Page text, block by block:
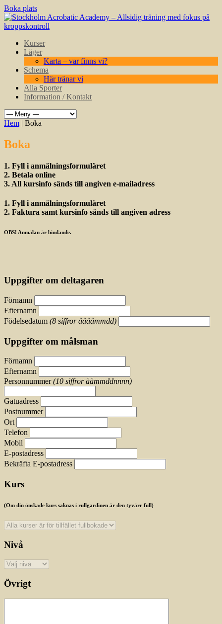
Boka plats
Kurser
Läger
Karta – var finns vi?
Schema
Här tränar vi
Alla Sporter
Information / Kontakt
Hem | Boka
Boka
1. Fyll i anmälningsformuläret
2. Betala online
3. All kursinfo sänds till angiven e-mailadress
1. Fyll i anmälningsformuläret
2. Faktura samt kursinfo sänds till angiven adress
OBS! Anmälan är bindande.
Uppgifter om deltagaren
Förnamn
Efternamn
Födelsedatum (8 siffror ååååmmdd)
Uppgifter om målsman
Förnamn
Efternamn
Personnummer(10 siffror ååmmddnnnn)
Gatuadress
Postnummer
Ort
Telefon
Mobil
E-postadress
Bekräfta E-postadress
Kurs
(Om din önskade kurs saknas i rullgardinen är den tyvärr full)
Nivå
Övrigt